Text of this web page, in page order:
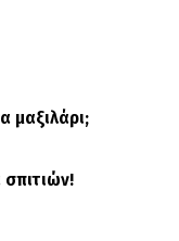
μαξιλάρι;